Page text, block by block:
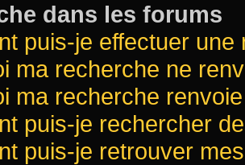
dans les forums
puis-je effectuer
ma recherche ne
ma recherche
puis-je rechercher
puis-je retrouver